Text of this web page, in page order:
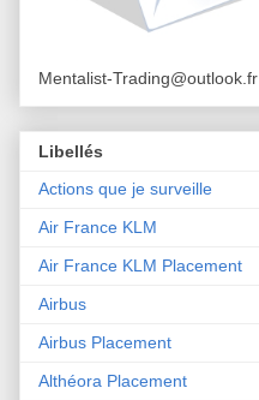
Mentalist-Trading@outlook.fr
Libellés
Actions que je surveille
Air France KLM
Air France KLM Placement
Airbus
Airbus Placement
Althéora Placement